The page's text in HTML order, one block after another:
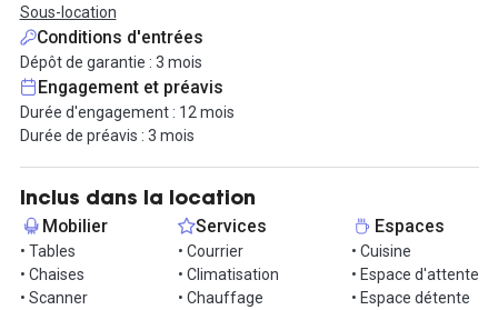
de travail riche, animé par une communauté associative,
entrepreneuriale et créative.
Le quartier Saint Blaise propose commerces, cafés, restaurants
et vie locale dense. L’accès se fait facilement via les transports
avec 2 stations de métro (Porte de Bagnolet ligne 3 et Porte de
Montreuil ligne 9), le Tram (arrêt Marie de Miribel) et plusieurs
stations de vélo.
Un espace fonctionnel, modulable, dans un environnement
chargé de sens.
Pour avancer sur cette location, contactez-nous pour une visite !
Sous-location
Conditions d'entrées
Dépôt de garantie : 3 mois
Engagement et préavis
Durée d'engagement : 12 mois
Durée de préavis : 3 mois
Inclus dans la location
Mobilier
• Tables
• Chaises
• Scanner
Services
• Courrier
• Climatisation
• Chauffage
Espaces
• Cuisine
• Espace d'attente
• Espace détente